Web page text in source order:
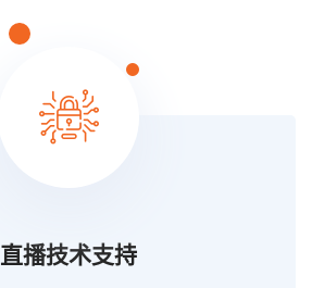
直播技术支持